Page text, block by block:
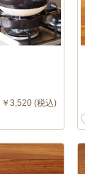
￥3,520 (税込)